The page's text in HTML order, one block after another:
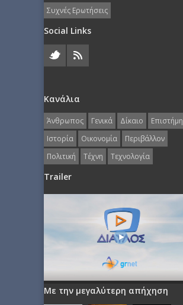
Συχνές Ερωτήσεις
Social Links
Κανάλια
Άνθρωπος Γενικά Δίκαιο
Επιστήμη
Ιστορία
Οικονομία
Περιβάλλον
Πολιτική
Τέχνη Τεχνολογία
Trailer
Με την μεγαλύτερη απήχηση